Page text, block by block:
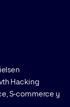
Hacking
S-commerce y